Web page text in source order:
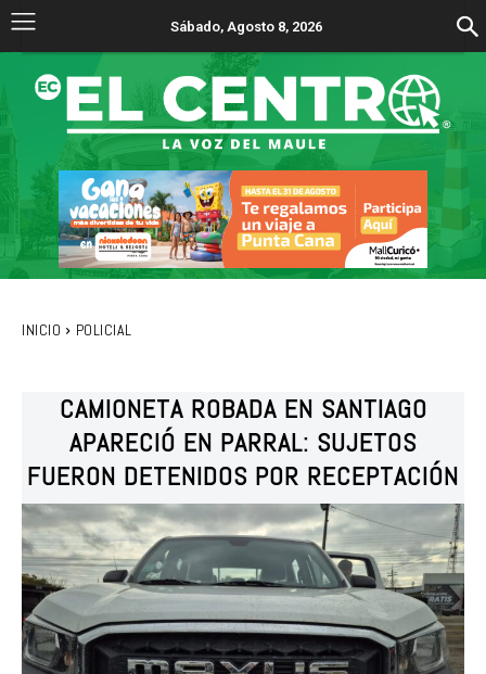
Sábado, Agosto 8, 2026
INICIO POLICIAL
CAMIONETA ROBADA EN SANTIAGO
APARECIÓ EN PARRAL: SUJETOS
FUERON DETENIDOS POR RECEPTACIÓN